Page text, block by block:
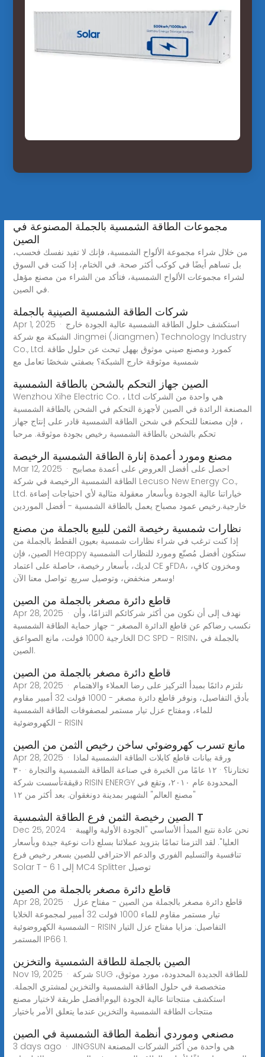
مجموعات الطاقة الشمسية بالجملة المصنوعة في
الصين
من خلال شراء مجموعة الألواح الشمسية، فإنك لا تفيد نفسك فحسب،
بل تساهم أيضًا في كوكب أكثر صحة. في الختام، إذا كنت في السوق
لشراء مجموعات الألواح الشمسية، فتأكد من الشراء من مصنع مؤهل
في الصين.
شركات الطاقة الشمسية الصينية بالجملة
Apr 1, 2025 · استكشف حلول الطاقة الشمسية عالية الجودة خارج
الشبكة مع شركة Jingmei (Jiangmen) Technology Industry
Co., Ltd. كمورد ومصنع صيني موثوق بههل تبحث عن حلول طاقة
شمسية موثوقة خارج الشبكة؟ بصفتي شخصًا تعامل مع
الصين جهاز التحكم بالشحن بالطاقة الشمسية
Wenzhou Xihe Electric Co. ، Ltd هي واحدة من الشركات
المصنعة الرائدة في الصين لأجهزة التحكم في الشحن بالطاقة الشمسية
، فإن مصنعنا للتحكم في شحن الطاقة الشمسية قادر على إنتاج جهاز
تحكم بالشحن بالطاقة الشمسية رخيص بجودة موثوقة. مرحبا
مصنع ومورد أعمدة إنارة الطاقة الشمسية الرخيصة
Mar 12, 2025 · احصل على أفضل العروض على أعمدة مصابيح
الطاقة الشمسية الرخيصة في شركة Lecuso New Energy Co.,
Ltd. خياراتنا عالية الجودة وبأسعار معقولة مثالية لأي احتياجات إضاءة
خارجية.رخيص عمود مصباح يعمل بالطاقة الشمسية - أفضل الموردين
نظارات شمسية رخيصة الثمن للبيع بالجملة من مصنع
إذا كنت ترغب في شراء نظارات شمسية بعيون القطط بالجملة من
الصين، فإن Heappy ستكون أفضل مُصنّع ومورد للنظارات الشمسية
لديك، بأسعار رخيصة، حاصلة على اعتماد CE وFDA، ومخزون كافٍ،
وسعر منخفض، وتوصيل سريع. تواصل معنا الآن!
قاطع دائرة مصغر بالجملة من الصين
Apr 28, 2025 · نهدف إلى أن نكون من أكثر شركائكم التزامًا، وأن
نكسب رضاكم عن قاطع الدائرة المصغر - جهاز حماية الطاقة الشمسية
الخارجية 1000 فولت، مانع الصواعق DC SPD - RISIN، بالجملة في
الصين.
قاطع دائرة مصغر بالجملة من الصين
Apr 28, 2025 · نلتزم دائمًا بمبدأ التركيز على رضا العملاء والاهتمام
بأدق التفاصيل، ونوفر قاطع دائرة مصغر - 1000 فولت 32 أمبير مقاوم
للماء، ومفتاح عزل تيار مستمر لمصفوفات الطاقة الشمسية
الكهروضوئية - RISIN
مانع تسرب كهروضوئي ساخن رخيص الثمن من الصين
Apr 28, 2025 · ورقة بيانات قاطع كابلات الطاقة الشمسية لماذا
تختارنا؟ · ١٢ عامًا من الخبرة في صناعة الطاقة الشمسية والتجارة · ٣٠
دقيقةتأسست شركة RISIN ENERGY المحدودة عام ٢٠١٠، وتقع في
"مصنع العالم" الشهير بمدينة دونغقوان. بعد أكثر من ١٢
الصين رخيصة الثمن فرع الطاقة الشمسية T
Dec 25, 2024 · نحن عادة نتبع المبدأ الأساسي "الجودة الأولية والهيبة
العليا". لقد التزمنا تمامًا بتزويد عملائنا بسلع ذات نوعية جيدة وبأسعار
تنافسية والتسليم الفوري والدعم الاحترافي للصين بسعر رخيص فرع
Solar T - 6 إلى 1 MC4 Splitter توصيل
قاطع دائرة مصغر بالجملة من الصين
Apr 28, 2025 · قاطع دائرة مصغر بالجملة من الصين - مفتاح عزل
تيار مستمر مقاوم للماء 1000 فولت 32 أمبير لمجموعة الخلايا
الشمسية الكهروضوئية - RISIN التفاصيل: مزايا مفتاح عزل التيار
المستمر IP66 1.
الصين بالجملة للطاقة الشمسية والتخزين
Nov 19, 2025 · شركة SUG للطاقة الجديدة المحدودة، مورد موثوق،
متخصصة في حلول الطاقة الشمسية والتخزين لمشتري الجملة.
استكشف منتجاتنا عالية الجودة اليوم!أفضل طريقة لاختيار مصنع
منتجات الطاقة الشمسية والتخزين عندما يتعلق الأمر باختيار
مصنعي وموردي أنظمة الطاقة الشمسية في الصين
3 days ago · JINGSUN هي واحدة من أكثر الشركات المصنعة